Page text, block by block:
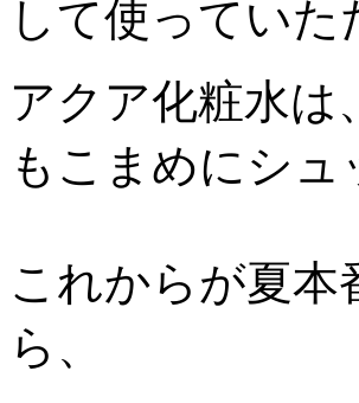
して使っていた
アクア化粧水
もこまめにシ
これからが夏
ら、